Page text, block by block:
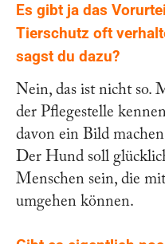
Es gibt ja das
Tierschutz oft
sagst du dazu?
Nein, das ist nicht so.
der Pflegestelle
davon ein Bild
Der Hund soll
Menschen sein, die
umgehen können.